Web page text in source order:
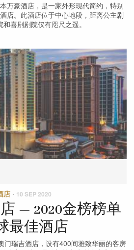
万豪酒店，是一家外形现代简约，特别
店。此酒店位于中心地段，距离公主剧
喜剧剧院仅有咫尺之遥。
店 · 10 SEP 2020
— 2020金榜榜单
最佳酒店
门瑞吉酒店，设有400间雅致华丽的客房